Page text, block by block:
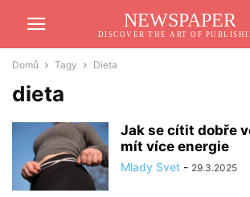
NEWSPAPER
DISCOVER THE ART OF
Domů Tagy Dieta
dieta
Jak se cítit dobře
mít více energie
Mlady Svet - 29.3.2025